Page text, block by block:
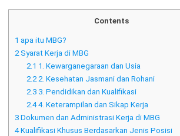
Contents
1 apa itu MBG?
2Syarat Kerja di MBG
2.1 1. Kewarganegaraan dan Usia
2.22. Kesehatan Jasmani dan Rohani
2.33. Pendidikan dan Kualifikasi
2.44. Keterampilan dan Sikap Kerja
3 Dokumen dan Administrasi Kerja di MBG
4Kualifikasi Khusus Berdasarkan Jenis Posisi